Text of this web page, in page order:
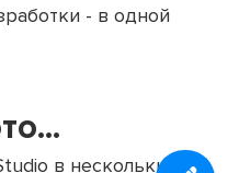
- в одной
в нескольких